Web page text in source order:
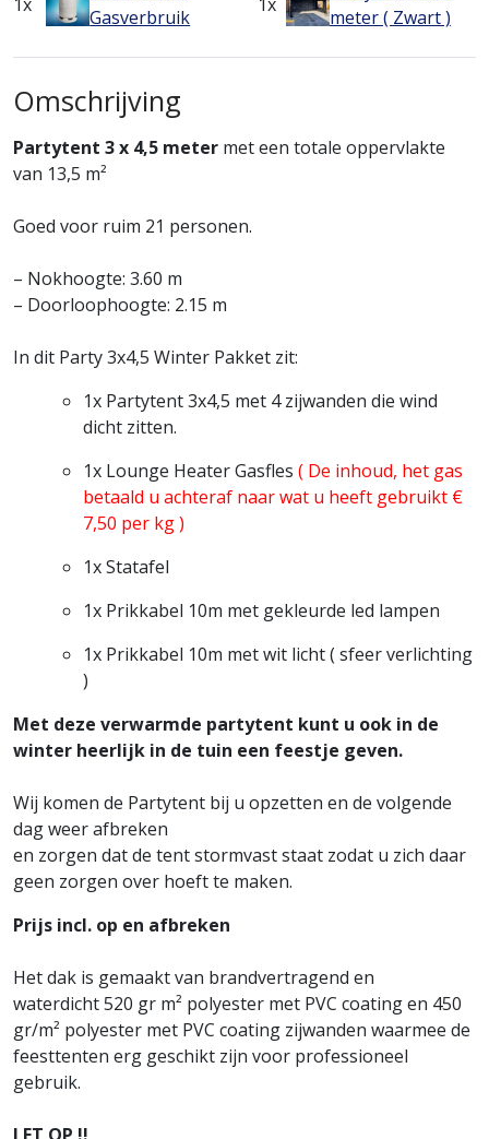
Gasverbruik
meter ( Zwart )
Omschrijving
Partytent 3 x 4,5 meter met een totale oppervlakte
van 13,5 m²
Goed voor ruim 21 personen.
– Nokhoogte: 3.60 m
– Doorloophoogte: 2.15 m
In dit Party 3x4,5 Winter Pakket zit:
1x Partytent 3x4,5 met 4 zijwanden die wind
dicht zitten.
1x Lounge Heater Gasfles ( De inhoud, het gas
betaald u achteraf naar wat u heeft gebruikt €
7,50 per kg )
1x Statafel
1x Prikkabel 10m met gekleurde led lampen
1x Prikkabel 10m met wit licht ( sfeer verlichting
)
Met deze verwarmde partytent kunt u ook in de
winter heerlijk in de tuin een feestje geven.
Wij komen de Partytent bij u opzetten en de volgende
dag weer afbreken
en zorgen dat de tent stormvast staat zodat u zich daar
geen zorgen over hoeft te maken.
Prijs incl. op en afbreken
Het dak is gemaakt van brandvertragend en
waterdicht 520 gr m² polyester met PVC coating en 450
gr/m² polyester met PVC coating zijwanden waarmee de
feesttenten erg geschikt zijn voor professioneel
gebruik.